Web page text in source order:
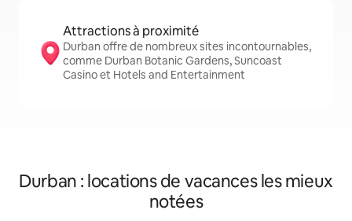
Attractions à proximité
Durban offre de nombreux sites incontournables,
comme Durban Botanic Gardens, Suncoast
Casino et Hotels and Entertainment
Durban : locations de vacances les mieux
notées